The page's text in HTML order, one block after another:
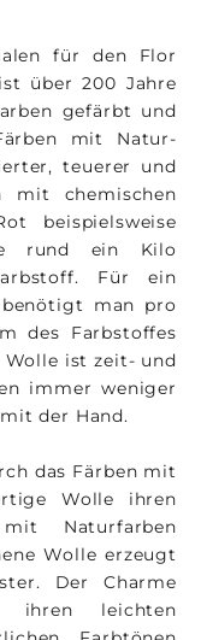
für den Flor
über 200 Jahre
gefärbt und
mit Natur-
teuerer und
mit chemischen
beispielsweise
rund ein Kilo
Für ein
man pro
des Farbstoffes
Wolle ist zeit- und
immer weniger
der Hand.
das Färben mit
Wolle ihren
Naturfarben
Wolle erzeugt
Der Charme
ihren leichten